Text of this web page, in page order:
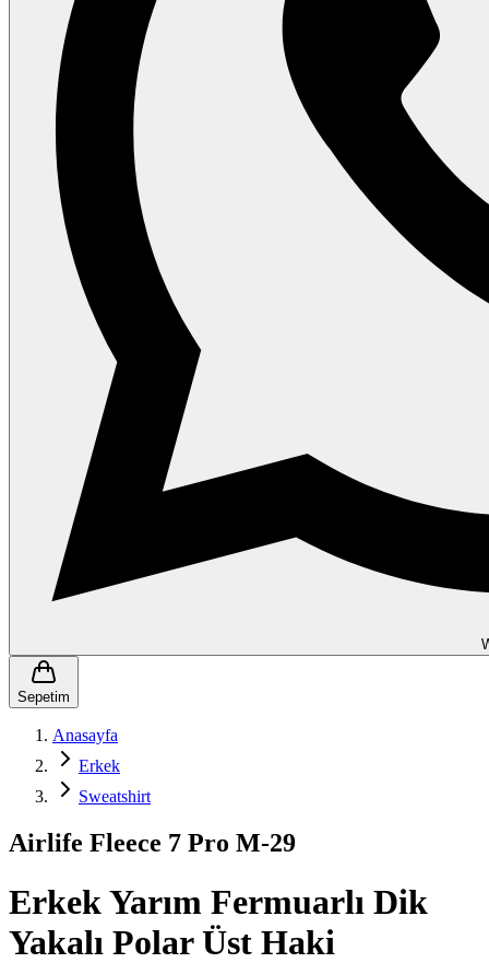
Sepetim
Anasayfa
Erkek
Sweatshirt
Airlife Fleece 7 Pro M-29
Erkek Yarım Fermuarlı Dik
Yakalı Polar Üst Haki